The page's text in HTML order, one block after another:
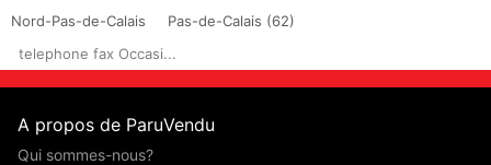
Nord-Pas-de-Calais
Pas-de-Calais (62)
telephone fax Occasi...
A propos de ParuVendu
Qui sommes-nous?